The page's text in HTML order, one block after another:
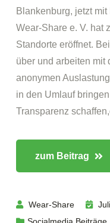
Blankenburg, jetzt
Wear-Share e. V. hat
Standorte eröffnet.
über und arbeiten mit
anonymen
in den Umlauf
Transparenz
zum Beitrag
Wear-Share